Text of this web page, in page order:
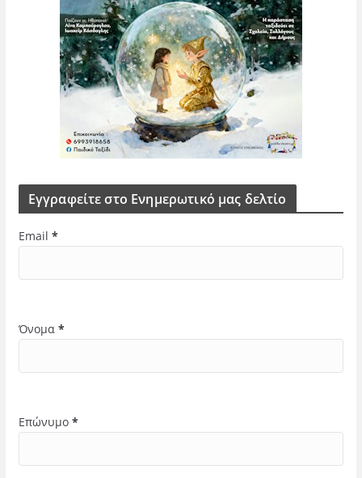
Εγγραφείτε στο Ενημερωτικό μας δελτίο
Email *
Όνομα *
Επώνυμο *